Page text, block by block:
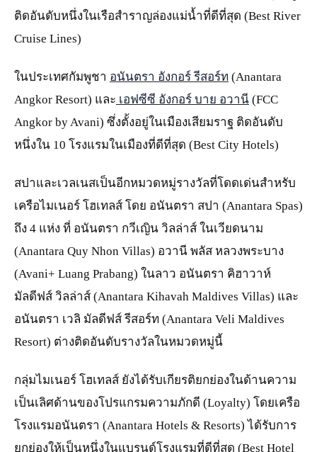
ติดอันดับหนึ่งในเรือสำราญล่องแม่น้ำที่ดีที่สุด (Best River
Cruise Lines)
ในประเทศกัมพูชา อนันตรา อังกอร์ รีสอร์ท (Anantara
Angkor Resort) และ เอฟซีซี อังกอร์ บาย อวานี (FCC
Angkor by Avani) ซึ่งตั้งอยู่ในเมืองเสียมราฐ ติดอันดับ
หนึ่งใน 10 โรงแรมในเมืองที่ดีที่สุด (Best City Hotels)
สปาและเวลเนสเป็นอีกหมวดหมู่รางวัลที่โดดเด่นสำหรับ
เครือไมเนอร์ โฮเทลส์ โดย อนันตรา สปา (Anantara Spas)
ถึง 4 แห่ง ที่ อนันตรา กวีเญิน วิลล่าส์ ในเวียดนาม
(Anantara Quy Nhon Villas) อวานี พลัส หลวงพระบาง
(Avani+ Luang Prabang) ในลาว อนันตรา คิฮาวาห์
มัลดีฟส์ วิลล่าส์ (Anantara Kihavah Maldives Villas) และ
อนันตรา เวลิ มัลดีฟส์ รีสอร์ท (Anantara Veli Maldives
Resort) ต่างติดอันดับรางวัลในหมวดหมู่นี้
กลุ่มไมเนอร์ โฮเทลส์ ยังได้รับเกียรติยกย่องในด้านความ
เป็นเลิศด้านของโปรแกรมความภักดี (Loyalty) โดยเครือ
โรงแรมอนันตรา (Anantara Hotels & Resorts) ได้รับการ
ยกย่องให้เป็นหนึ่งในแบรนด์โรงแรมที่ดีที่สุด (Best Hotel